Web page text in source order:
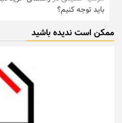
باید توجه کنیم؟
ممکن است ندیده باشید